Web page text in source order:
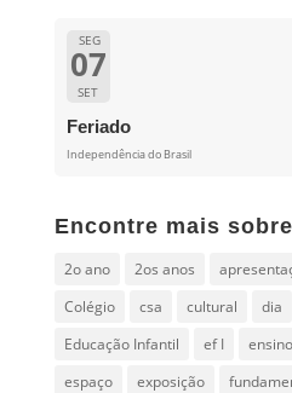
SEG
07
SET
Feriado
Independência do Brasil
Encontre mais sobre
2o ano 2os anos
Colégio
csa cultural dia
Educação Infantil
ef I ensino
espaço
exposição